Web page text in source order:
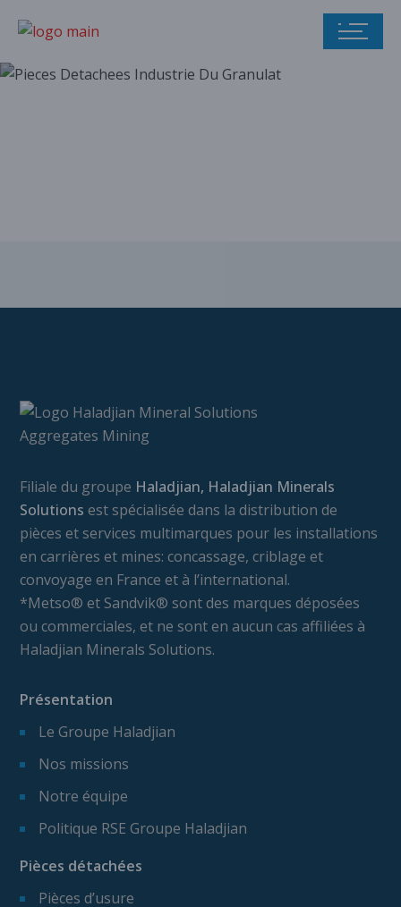
Filiale du groupe Haladjian, Haladjian Minerals
Solutions est spécialisée dans la distribution de
pièces et services multimarques pour les installations
en carrières et mines: concassage, criblage et
convoyage en France et à l’international.
*Metso® et Sandvik® sont des marques déposées
ou commerciales, et ne sont en aucun cas affiliées à
Haladjian Minerals Solutions.
Présentation
Le Groupe Haladjian
Nos missions
Notre équipe
Politique RSE Groupe Haladjian
Pièces détachées
Pièces d’usure